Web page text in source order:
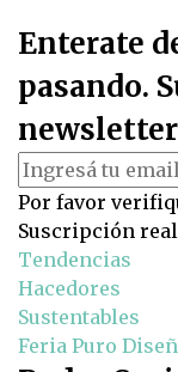
Enterate
pasando.
newsletter
Por favor
Suscripción
Tendencias
Hacedores
Sustentables
Feria Puro